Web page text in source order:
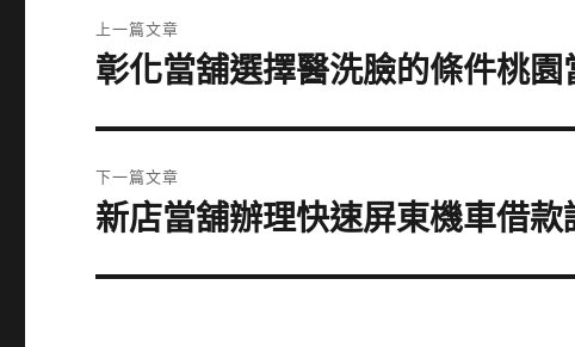
章
上一篇文章
上
篇
文
章:
彰化當舖選擇醫洗臉的條件桃
下一篇文章
下
篇
新店當舖辦理快速屏東機車借